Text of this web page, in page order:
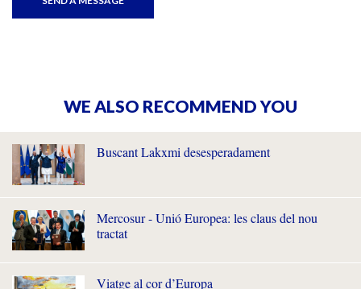
WE ALSO RECOMMEND YOU
Buscant Lakxmi desesperadament
Mercosur - Unió Europea: les claus del nou
tractat
Viatge al cor d’Europa